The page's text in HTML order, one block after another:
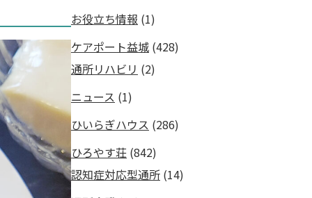
お役立ち情報 (1)
ケアポート益城 (428)
通所リハビリ (2)
ニュース (1)
ひいらぎハウス (286)
ひろやす荘 (842)
認知症対応型通所 (14)